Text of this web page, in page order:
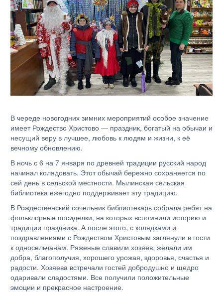
В череде новогодних зимних мероприятий особое значение
имеет Рождество Христово — праздник, богатый на обычаи и
несущий веру в лучшее, любовь к людям и жизни, к её
вечному обновлению.
В ночь с 6 на 7 января по древней традиции русский народ
начинал колядовать. Этот обычай бережно сохраняется по
сей день в сельской местности. Мылинская сельская
библиотека ежегодно поддерживает эту традицию.
В Рождественский сочельник библиотекарь собрала ребят на
фольклорные посиделки, на которых вспомнили историю и
традиции праздника. А после этого, с колядками и
поздравлениями с Рождеством Христовым заглянули в гости
к односельчанам. Ряженые славили хозяев, желали им
добра, благополучия, хорошего урожая, здоровья, счастья и
радости. Хозяева встречали гостей добродушно и щедро
одаривали сладостями. Все получили положительные
эмоции и прекрасное настроение.